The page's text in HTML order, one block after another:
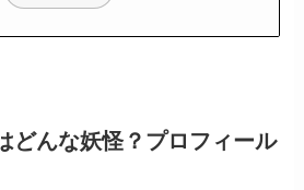
どんな妖怪？プロフィール